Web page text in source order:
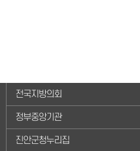
전국지방의회
정부중앙기관
진안군청누리집